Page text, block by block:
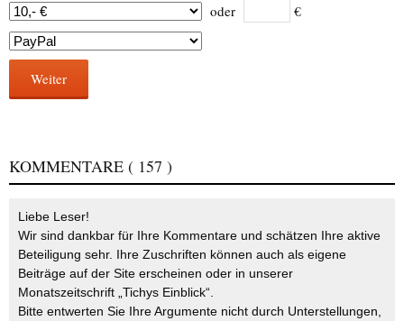
oder €
Weiter
KOMMENTARE ( 157 )
Liebe Leser!
Wir sind dankbar für Ihre Kommentare und schätzen Ihre aktive
Beteiligung sehr. Ihre Zuschriften können auch als eigene
Beiträge auf der Site erscheinen oder in unserer
Monatszeitschrift „Tichys Einblick“.
Bitte entwerten Sie Ihre Argumente nicht durch Unterstellungen,